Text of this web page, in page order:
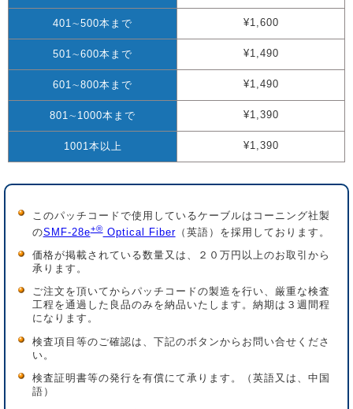
401∼500本まで ¥1,600
501∼600本まで ¥1,490
601∼800本まで ¥1,490
801∼1000本まで ¥1,390
1001本以上 ¥1,390
このパッチコードで使用しているケーブルはコーニング社製
のSMF-28e+®Optical Fiber（英語）を採用しております。
価格が掲載されている数量又は、２０万円以上のお取引から
承ります。
ご注文を頂いてからパッチコードの製造を行い、厳重な検査
工程を通過した良品のみを納品いたします。納期は３週間程
になります。
検査項目等のご確認は、下記のボタンからお問い合せくださ
い。
検査証明書等の発行を有償にて承ります。（英語又は、中国
語）